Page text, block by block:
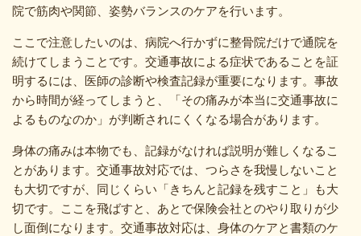
院で筋肉や関節、姿勢バランスのケアを行います。
ここで注意したいのは、病院へ行かずに整骨院だけで通院を
続けてしまうことです。交通事故による症状であることを証
明するには、医師の診断や検査記録が重要になります。事故
から時間が経ってしまうと、「その痛みが本当に交通事故に
よるものなのか」が判断されにくくなる場合があります。
身体の痛みは本物でも、記録がなければ説明が難しくなるこ
とがあります。交通事故対応では、つらさを我慢しないこと
も大切ですが、同じくらい「きちんと記録を残すこと」も大
切です。ここを飛ばすと、あとで保険会社とのやり取りが少
し面倒になります。交通事故対応は、身体のケアと書類のケ